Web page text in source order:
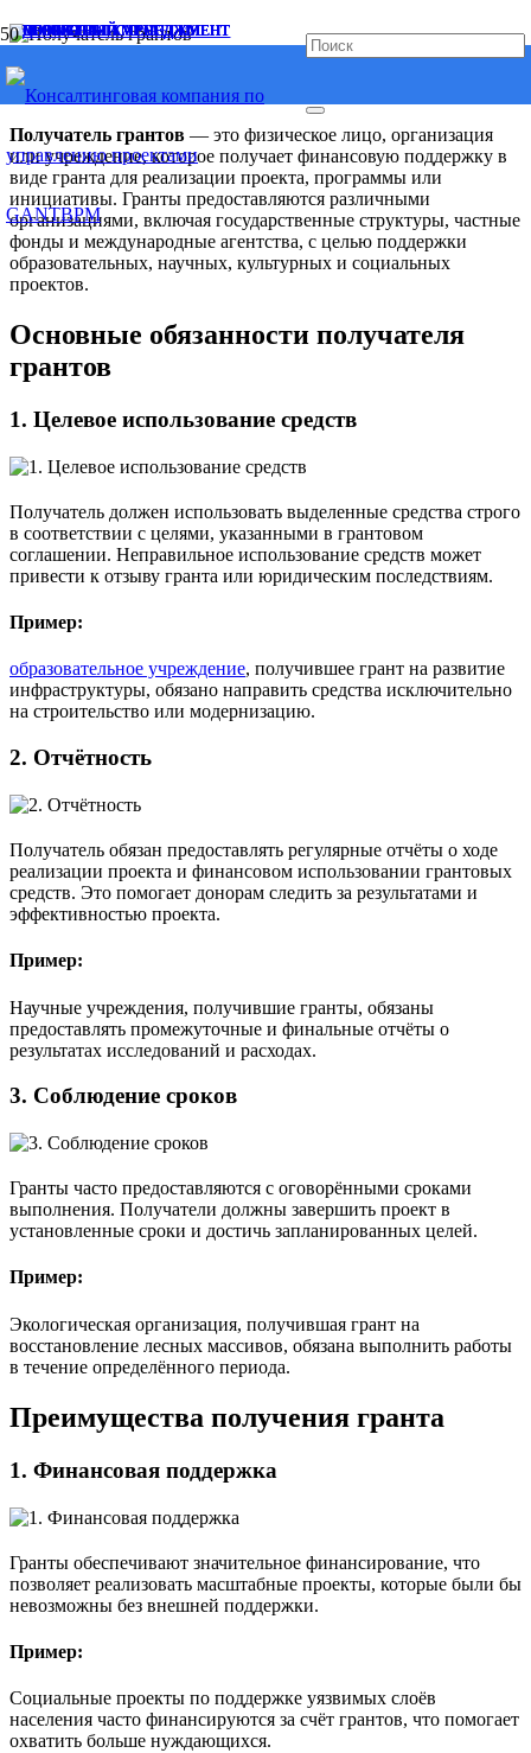
Получатель грантов
Получатель грантов — это физическое лицо, организация
или учреждение, которое получает финансовую поддержку в
виде гранта для реализации проекта, программы или
инициативы. Гранты предоставляются различными
организациями, включая государственные структуры, частные
фонды и международные агентства, с целью поддержки
образовательных, научных, культурных и социальных
проектов.
Основные обязанности получателя
грантов
1. Целевое использование средств
Получатель должен использовать выделенные средства строго
в соответствии с целями, указанными в грантовом
соглашении. Неправильное использование средств может
привести к отзыву гранта или юридическим последствиям.
Пример:
образовательное учреждение, получившее грант на развитие
инфраструктуры, обязано направить средства исключительно
на строительство или модернизацию.
2. Отчётность
Получатель обязан предоставлять регулярные отчёты о ходе
реализации проекта и финансовом использовании грантовых
средств. Это помогает донорам следить за результатами и
эффективностью проекта.
Пример:
Научные учреждения, получившие гранты, обязаны
предоставлять промежуточные и финальные отчёты о
результатах исследований и расходах.
3. Соблюдение сроков
Гранты часто предоставляются с оговорёнными сроками
выполнения. Получатели должны завершить проект в
установленные сроки и достичь запланированных целей.
Пример:
Экологическая организация, получившая грант на
восстановление лесных массивов, обязана выполнить работы
в течение определённого периода.
Преимущества получения гранта
1. Финансовая поддержка
Гранты обеспечивают значительное финансирование, что
позволяет реализовать масштабные проекты, которые были бы
невозможны без внешней поддержки.
Пример:
Социальные проекты по поддержке уязвимых слоёв
населения часто финансируются за счёт грантов, что помогает
охватить больше нуждающихся.
ПРОЕКТНЫЙ МЕНЕДЖМЕНТ
ПРОЕКТНЫЙ МЕНЕДЖМЕНТ
ПРОЕКТНЫЙ МЕНЕДЖМЕНТ
МАРКЕТИНГСТРАТЕГИЯ
ОБЗОРЫ
ОБЗОРЫ
ДОРОЖНАЯ КАРТА